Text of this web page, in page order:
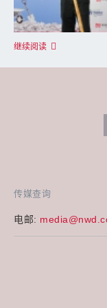
传媒查询
电邮:
继续阅读